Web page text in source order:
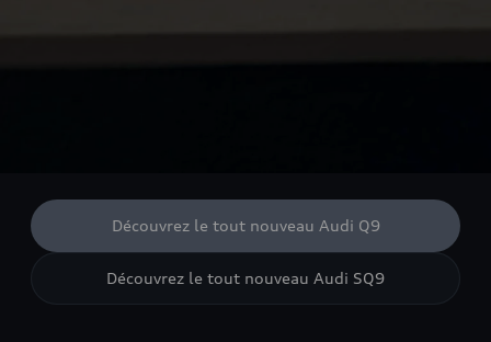
Découvrez le tout nouveau Audi Q9
Découvrez le tout nouveau Audi SQ9